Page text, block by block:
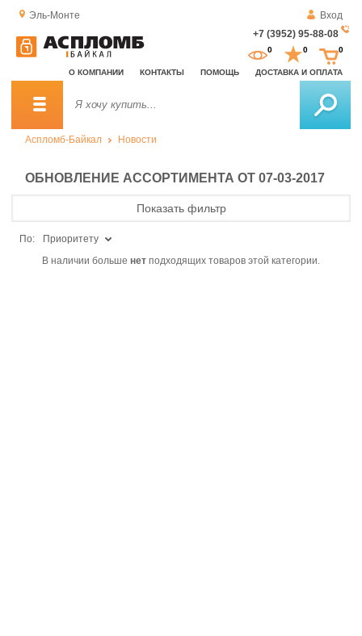
Эль-Монте
Вход
+7 (3952) 95-88-08
О КОМПАНИИ КОНТАКТЫ ПОМОЩЬ ДОСТАВКА И ОПЛАТА
0 0 0
Аспломб-Байкал Новости
ОБНОВЛЕНИЕ АССОРТИМЕНТА ОТ 07-03-2017
Показать фильтр
По:
Приоритету
В наличии больше нет подходящих товаров этой категории.